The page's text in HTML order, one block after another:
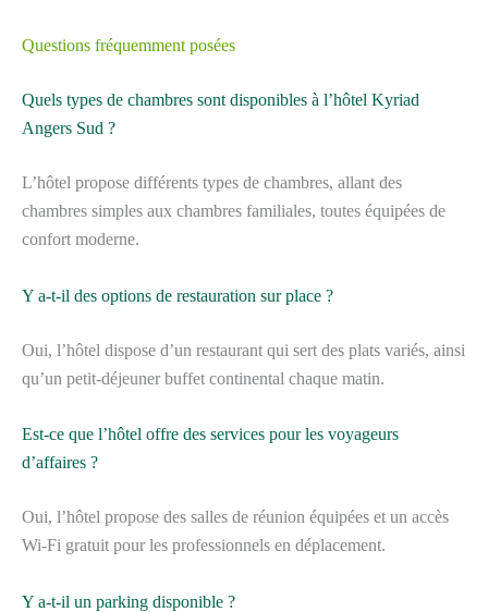
Questions fréquemment posées
Quels types de chambres sont disponibles à l’hôtel Kyriad
Angers Sud ?
L’hôtel propose différents types de chambres, allant des
chambres simples aux chambres familiales, toutes équipées de
confort moderne.
Y a-t-il des options de restauration sur place ?
Oui, l’hôtel dispose d’un restaurant qui sert des plats variés, ainsi
qu’un petit-déjeuner buffet continental chaque matin.
Est-ce que l’hôtel offre des services pour les voyageurs
d’affaires ?
Oui, l’hôtel propose des salles de réunion équipées et un accès
Wi-Fi gratuit pour les professionnels en déplacement.
Y a-t-il un parking disponible ?